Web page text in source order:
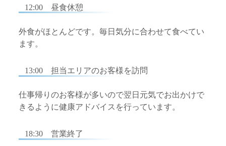
12:00 昼食休憩
外食がほとんどです。毎日気分に合わせて食べてい
ます。
13:00 担当エリアのお客様を訪問
仕事帰りのお客様が多いので翌日元気でお出かけで
きるように健康アドバイスを行っています。
18:30 営業終了